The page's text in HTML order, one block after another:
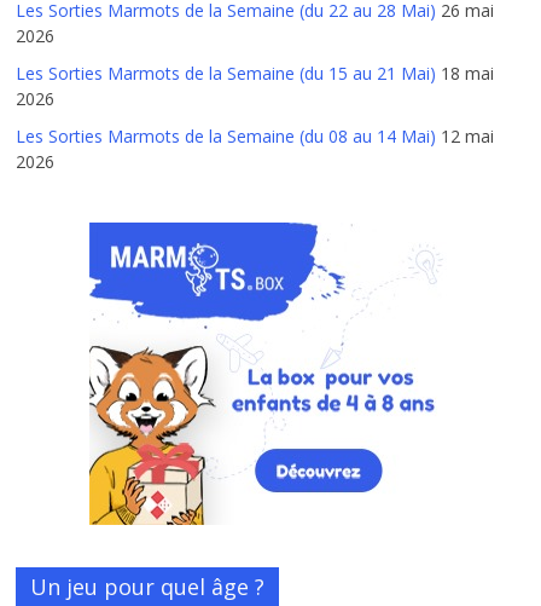
Les Sorties Marmots de la Semaine (du 22 au 28 Mai) 26 mai
2026
Les Sorties Marmots de la Semaine (du 15 au 21 Mai) 18 mai
2026
Les Sorties Marmots de la Semaine (du 08 au 14 Mai) 12 mai
2026
Un jeu pour quel âge ?